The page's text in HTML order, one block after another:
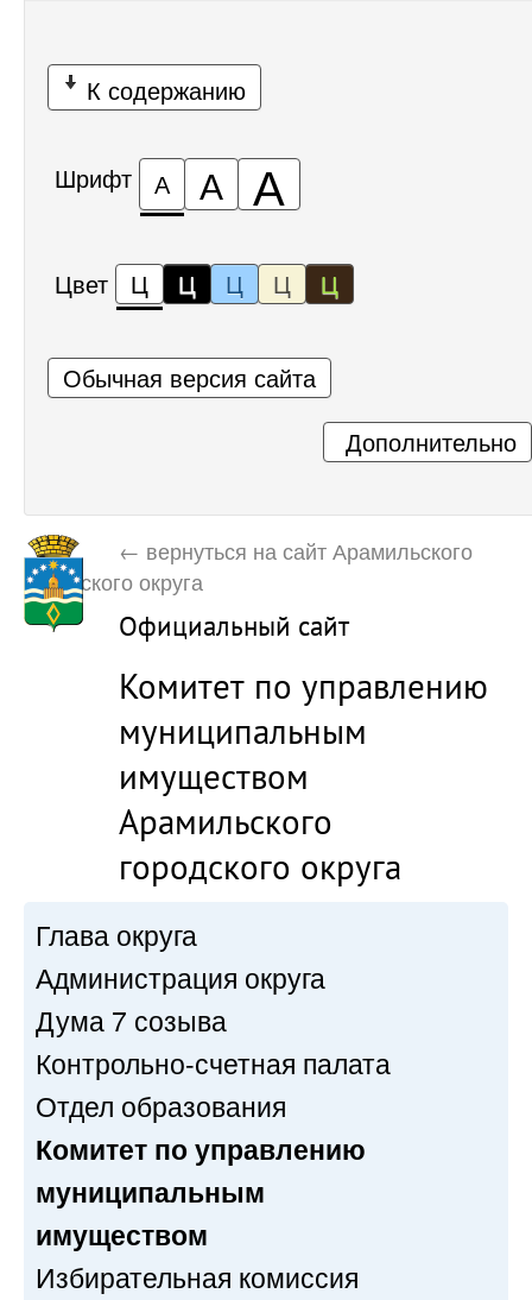
К содержанию
Шрифт А А А
Цвет Ц Ц Ц Ц Ц
Обычная версия сайта
Дополнительно
← вернуться на сайт Арамильского
городского округа
Официальный сайт
Комитет по управлению
муниципальным
имуществом
Арамильского
городского округа
Глава округа
Администрация округа
Дума 7 созыва
Контрольно-счетная палата
Отдел образования
Комитет по управлению
муниципальным
имуществом
Избирательная комиссия